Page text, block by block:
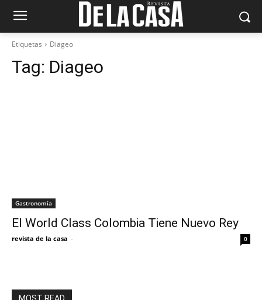
Etiquetas Diageo
Tag: Diageo
Gastronomía
El World Class Colombia Tiene Nuevo Rey
revista de la casa - 0